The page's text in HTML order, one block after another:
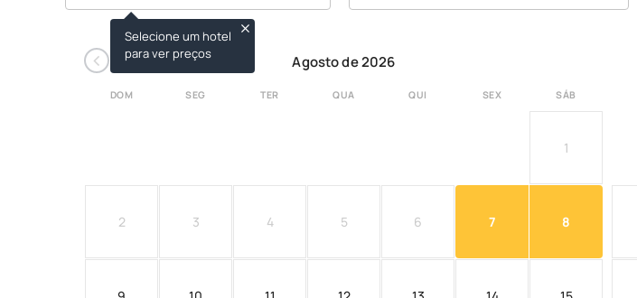
Selecione um hotel
para ver preços
‹ Agosto de 2026
DOM SEG TER QUA QUI SEX SÁB
1
2 3 4 5 6 7 8